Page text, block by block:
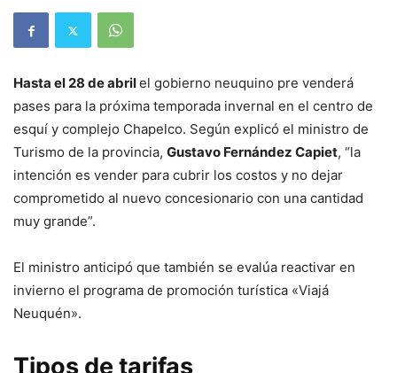
Hasta el 28 de abrilel gobierno neuquino pre venderá
pases para la próxima temporada invernal en el centro de
esquí y complejo Chapelco. Según explicó el ministro de
Turismo de la provincia, Gustavo Fernández Capiet, “la
intención es vender para cubrir los costos y no dejar
comprometido al nuevo concesionario con una cantidad
muy grande”.
El ministro anticipó que también se evalúa reactivar en
invierno el programa de promoción turística «Viajá
Neuquén».
Tipos de tarifas